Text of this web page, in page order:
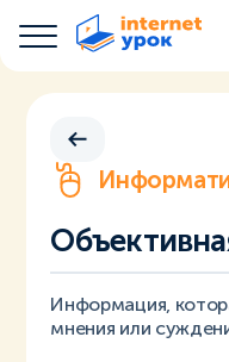
Информация,
мнения или